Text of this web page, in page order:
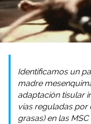
Identificamos un
madre
adaptación tisular
vías reguladas por
grasas) en las